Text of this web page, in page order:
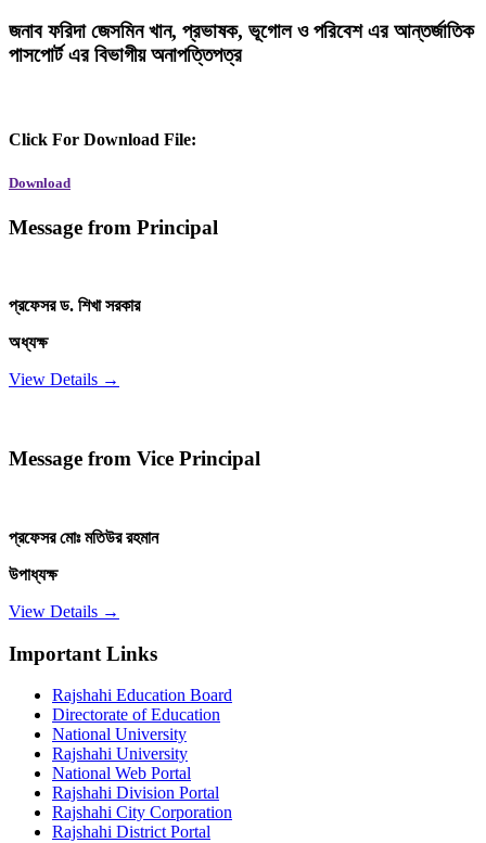
জনাব ফরিদা জেসমিন খান, প্রভাষক, ভূগোল ও পরিবেশ এর আন্তর্জাতিক
পাসপোর্ট এর বিভাগীয় অনাপত্তিপত্র
Click For Download File:
Download
Message from Principal
প্রফেসর ড. শিখা সরকার
অধ্যক্ষ
View Details →
Message from Vice Principal
প্রফেসর মোঃ মতিউর রহমান
উপাধ্যক্ষ
View Details →
Important Links
Rajshahi Education Board
Directorate of Education
National University
Rajshahi University
National Web Portal
Rajshahi Division Portal
Rajshahi City Corporation
Rajshahi District Portal